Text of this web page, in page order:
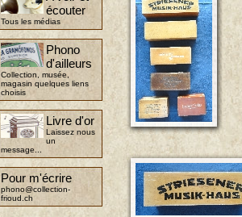
écouter
Tous les médias
Phono
d'ailleurs
Collection, musée,
magasin quelques liens
choisis
Livre d'or
Laissez nous
un
message...
Pour m'écrire
phono@collection-
frioud.ch